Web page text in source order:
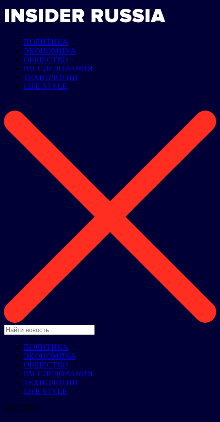
ПОЛИТИКА
ЭКОНОМИКА
ОБЩЕСТВО
РАССЛЕДОВАНИЯ
ТЕХНОЛОГИИ
LIFE STYLE
ПОЛИТИКА
ЭКОНОМИКА
ОБЩЕСТВО
РАССЛЕДОВАНИЯ
ТЕХНОЛОГИИ
LIFE STYLE
МНЕНИЯ